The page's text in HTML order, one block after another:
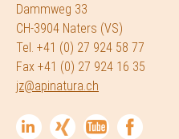
Dammweg 33
CH-3904 Naters (VS)
Tel. +41 (0) 27 924 58 77
Fax +41 (0) 27 924 16 35
jz@apinatura.ch